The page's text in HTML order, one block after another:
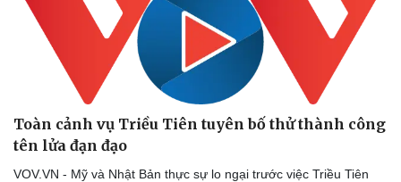
Toàn cảnh vụ Triều Tiên tuyên bố thử thành công
tên lửa đạn đạo
VOV.VN - Mỹ và Nhật Bản thực sự lo ngại trước việc Triều Tiên